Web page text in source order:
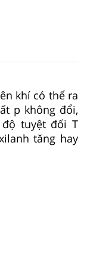
khí có thể ra
p không đổi,
tuyệt đối T
tăng hay